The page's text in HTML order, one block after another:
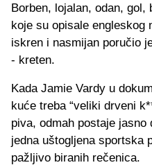
Borben, lojalan, odan,
koje su opisale engleskog
iskren i nasmijan poručio
- kreten.
Kada Jamie Vardy u
kuće treba “veliki drveni
piva, odmah postaje jasno
jedna uštogljena sportska
pažljivo biranih rečenica.